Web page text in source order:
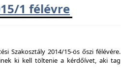
1 félévre
Szakosztály 2014/15-ös őszi félévére.
ki kell töltenie a kérdőívet, aki tag